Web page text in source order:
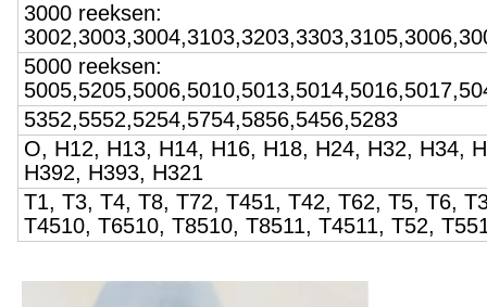
3000 reeksen:
5000 reeksen:
5352,5552,5254,5754,5856,5456,5283
O, H12, H13, H14, H16, H18, H24, H32, H34,
H392, H393, H321
T1, T3, T4, T8, T72, T451, T42, T62, T5, T6,
T4510, T6510, T8510, T8511, T4511, T52,